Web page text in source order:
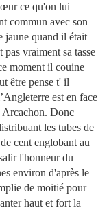
ce qu'on lui
commun avec son
jaune quand il était
vraiment sa tasse
moment il couine
être pense t' il
est en face
Arcachon. Donc
les tubes de
cent englobant au
l'honneur du
environ d'après le
de moitié pour
haut et fort la